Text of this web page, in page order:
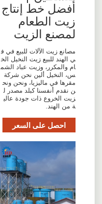
أفضل خط إنتاج
زيت الطعام
لمصنع الزيت
مصانع زيت الآلات للبيع في ف
ي الهند للبيع زيت النخيل الخ
ام والمكرر، وزيت عباد الشم
س، النخيل ألين نحن شركة
مقرها في ماليزيا، ونحن ونح
ن نقدم أنفسنا كبلد مصدر ل
زيت الخروع ذات جودة عالي
ة من الهند.
احصل على السعر